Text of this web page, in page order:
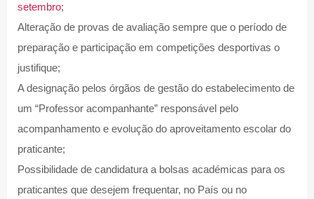
setembro;
Alteração de provas de avaliação sempre que o período de
preparação e participação em competições desportivas o
justifique;
A designação pelos órgãos de gestão do estabelecimento de
um “Professor acompanhante” responsável pelo
acompanhamento e evolução do aproveitamento escolar do
praticante;
Possibilidade de candidatura a bolsas académicas para os
praticantes que desejem frequentar, no País ou no